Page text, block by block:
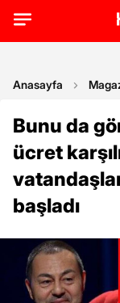
Anasayfa
Bunu da
ücret
başladı